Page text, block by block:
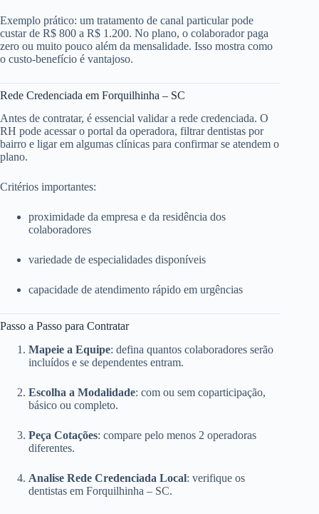
Exemplo prático: um tratamento de canal particular pode
custar de R$ 800 a R$ 1.200. No plano, o colaborador paga
zero ou muito pouco além da mensalidade. Isso mostra como
o custo-benefício é vantajoso.
Rede Credenciada em Forquilhinha – SC
Antes de contratar, é essencial validar a rede credenciada. O
RH pode acessar o portal da operadora, filtrar dentistas por
bairro e ligar em algumas clínicas para confirmar se atendem o
plano.
Critérios importantes:
proximidade da empresa e da residência dos
colaboradores
variedade de especialidades disponíveis
capacidade de atendimento rápido em urgências
Passo a Passo para Contratar
Mapeie a Equipe: defina quantos colaboradores serão
incluídos e se dependentes entram.
Escolha a Modalidade: com ou sem coparticipação,
básico ou completo.
Peça Cotações: compare pelo menos 2 operadoras
diferentes.
Analise Rede Credenciada Local: verifique os
dentistas em Forquilhinha – SC.